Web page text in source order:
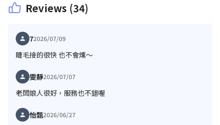
Reviews (34)
72026/07/09
睫毛接的很快 也不會燻～
雯靜2026/07/07
老闆娘人很好，服務也不錯喔
怡甄2026/06/27